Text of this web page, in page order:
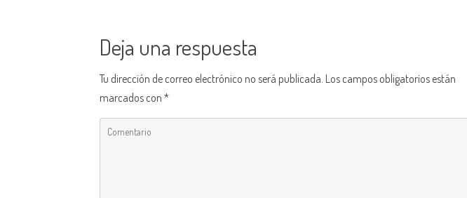
Deja una respuesta
Tu dirección de correo electrónico no será publicada. Los campos obligatorios están
marcados con*